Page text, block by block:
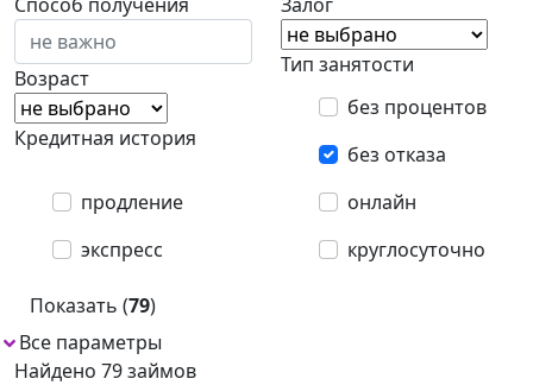
Возраст
Тип занятости
Кредитная история
без процентов
без отказа
продление
экспресс
онлайн
круглосуточно
Показать (79)
Все параметры
Найдено 79 займов